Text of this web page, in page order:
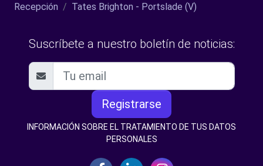
Recepción Tates Brighton - Portslade (V)
Suscríbete a nuestro boletín de noticias:
Registrarse
INFORMACIÓN SOBRE EL TRATAMIENTO DE TUS DATOS
PERSONALES